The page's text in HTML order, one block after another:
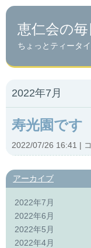
恵仁会の
ちょっとティータ
2022年7月
寿光園です
2022/07/26 16:41
アーカイブ
2022年7月
2022年6月
2022年5月
2022年4月